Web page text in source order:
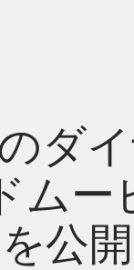
ダ
ムー
公開